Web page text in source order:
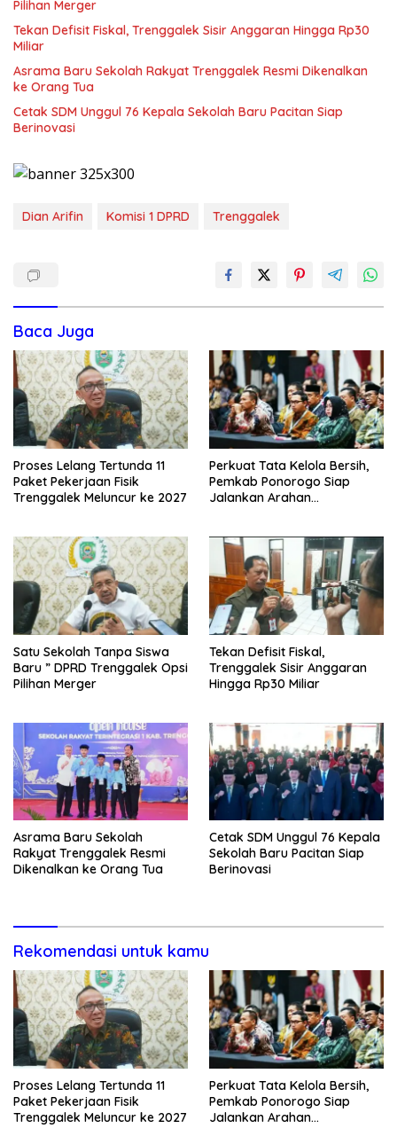
Pilihan Merger
Tekan Defisit Fiskal, Trenggalek Sisir Anggaran Hingga Rp30
Miliar
Asrama Baru Sekolah Rakyat Trenggalek Resmi Dikenalkan
ke Orang Tua
Cetak SDM Unggul 76 Kepala Sekolah Baru Pacitan Siap
Berinovasi
Dian Arifin Komisi 1 DPRD Trenggalek
Baca Juga
Proses Lelang Tertunda 11
Paket Pekerjaan Fisik
Trenggalek Meluncur ke 2027
Perkuat Tata Kelola Bersih,
Pemkab Ponorogo Siap
Jalankan Arahan
Satu Sekolah Tanpa Siswa
Baru ” DPRD Trenggalek Opsi
Pilihan Merger
Tekan Defisit Fiskal,
Trenggalek Sisir Anggaran
Hingga Rp30 Miliar
Asrama Baru Sekolah
Rakyat Trenggalek Resmi
Dikenalkan ke Orang Tua
Cetak SDM Unggul 76 Kepala
Sekolah Baru Pacitan Siap
Berinovasi
Rekomendasi untuk kamu
Proses Lelang Tertunda 11
Paket Pekerjaan Fisik
Trenggalek Meluncur ke 2027
Perkuat Tata Kelola Bersih,
Pemkab Ponorogo Siap
Jalankan Arahan